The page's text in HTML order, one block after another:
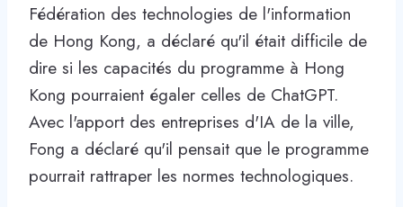
Fédération des technologies de l'information
de Hong Kong, a déclaré qu'il était difficile de
dire si les capacités du programme à Hong
Kong pourraient égaler celles de ChatGPT.
Avec l'apport des entreprises d'IA de la ville,
Fong a déclaré qu'il pensait que le programme
pourrait rattraper les normes technologiques.